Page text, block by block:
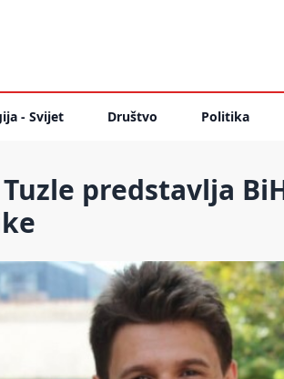
- Svijet Društvo Politika
predstavlja